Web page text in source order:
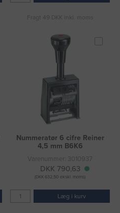
Fragt 49 DKK inkl. moms
Nummeratør 6 cifre Reiner
4,5 mm B6K6
Varenummer: 3010937
DKK 790,63
(DKK 632,50 ekskl. moms)
Læg i kurv